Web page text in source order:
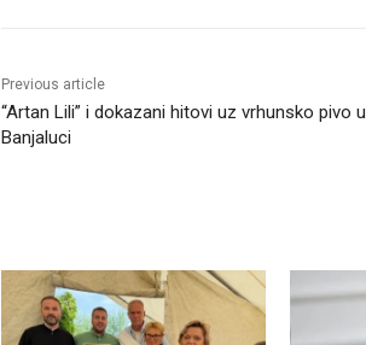
Previous article
“Artan Lili” i dokazani hitovi uz vrhunsko pivo u
Banjaluci